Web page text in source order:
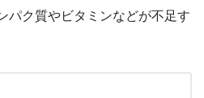
パク質やビタミンなどが不足す